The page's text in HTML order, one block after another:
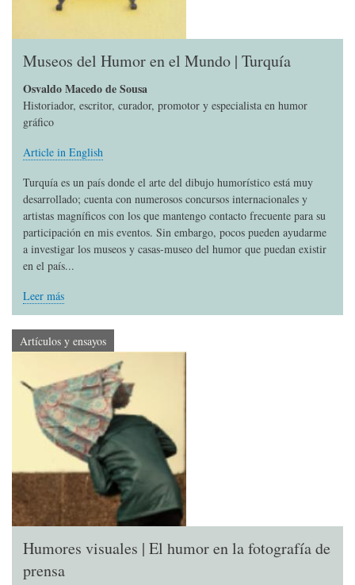
Museos del Humor en el Mundo | Turquía
Osvaldo Macedo de Sousa
Historiador, escritor, curador, promotor y especialista en humor
gráfico
Article in English
Turquía es un país donde el arte del dibujo humorístico está muy
desarrollado; cuenta con numerosos concursos internacionales y
artistas magníficos con los que mantengo contacto frecuente para su
participación en mis eventos. Sin embargo, pocos pueden ayudarme
a investigar los museos y casas-museo del humor que puedan existir
en el país...
Leer más
Artículos y ensayos
Humores visuales | El humor en la fotografía de
prensa